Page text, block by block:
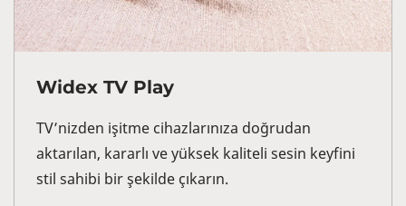
Widex TV Play
TV’nizden işitme cihazlarınıza doğrudan
aktarılan, kararlı ve yüksek kaliteli sesin keyfini
stil sahibi bir şekilde çıkarın.